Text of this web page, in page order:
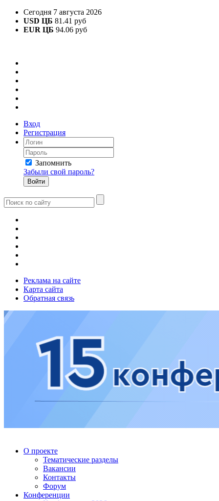
Сегодня 7 августа 2026
USD ЦБ 81.41 руб
EUR ЦБ 94.06 руб
Вход
Регистрация
Запомнить
Забыли свой пароль?
Реклама на сайте
Карта сайта
Обратная связь
О проекте
Тематические разделы
Вакансии
Контакты
Форум
Конференции